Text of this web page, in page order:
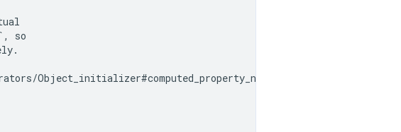
` ,
so
.
/Object_initializer#computed_property_names